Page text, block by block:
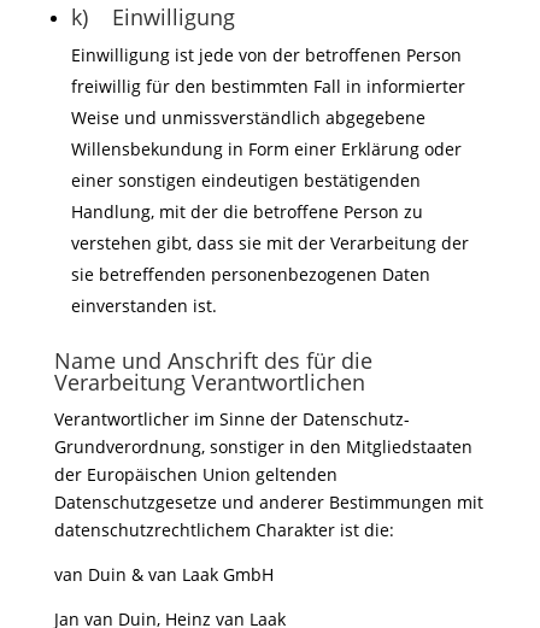
k) Einwilligung
Einwilligung ist jede von der betroffenen Person
freiwillig für den bestimmten Fall in informierter
Weise und unmissverständlich abgegebene
Willensbekundung in Form einer Erklärung oder
einer sonstigen eindeutigen bestätigenden
Handlung, mit der die betroffene Person zu
verstehen gibt, dass sie mit der Verarbeitung der
sie betreffenden personenbezogenen Daten
einverstanden ist.
Name und Anschrift des für die
Verarbeitung Verantwortlichen
Verantwortlicher im Sinne der Datenschutz-
Grundverordnung, sonstiger in den Mitgliedstaaten
der Europäischen Union geltenden
Datenschutzgesetze und anderer Bestimmungen mit
datenschutzrechtlichem Charakter ist die:
van Duin & van Laak GmbH
Jan van Duin, Heinz van Laak